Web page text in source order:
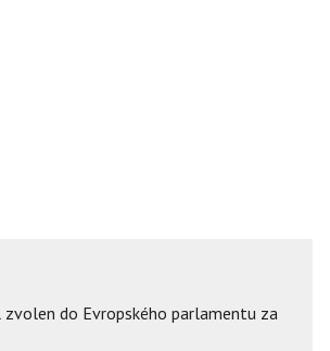
zvolen do Evropského parlamentu za